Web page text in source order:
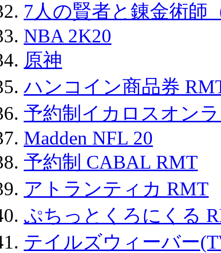
7人の賢者と錬金術師
NBA 2K20
原神
ハンコイン商品券
予約制イカロスオン
Madden NFL 20
予約制 CABAL RMT
アトランティカ RMT
ぷちっとくろにくる
テイルズウィーバー